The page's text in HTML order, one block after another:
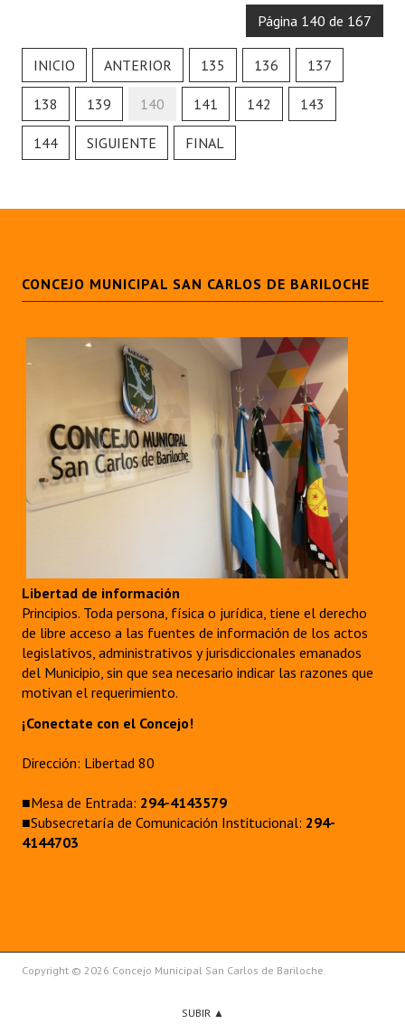
Página 140 de 167
INICIO ANTERIOR 135 136 137
138 139 140 141 142 143
144 SIGUIENTE FINAL
CONCEJO MUNICIPAL SAN CARLOS DE BARILOCHE
Libertad de información
Principios. Toda persona, física o jurídica, tiene el derecho
de libre acceso a las fuentes de información de los actos
legislativos, administrativos y jurisdiccionales emanados
del Municipio, sin que sea necesario indicar las razones que
motivan el requerimiento.
¡Conectate con el Concejo!
Dirección: Libertad 80
■Mesa de Entrada: 294-4143579
■Subsecretaría de Comunicación Institucional: 294-
4144703
Copyright © 2026 Concejo Municipal San Carlos de Bariloche.
SUBIR ▲